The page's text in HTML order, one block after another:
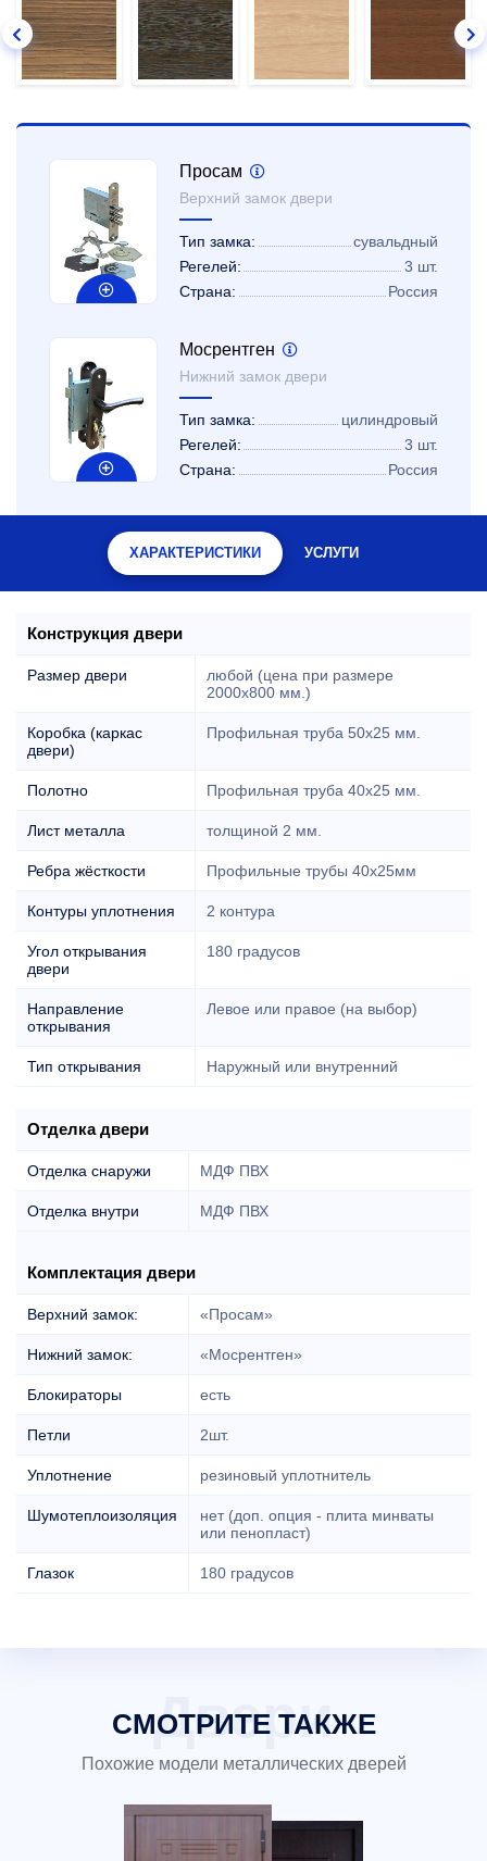
Просам
Верхний замок двери
Тип замка:
сувальдный
Регелей:
3 шт.
Страна:
Россия
Мосрентген
Нижний замок двери
Тип замка:
цилиндровый
Регелей:
3 шт.
Страна:
Россия
ХАРАКТЕРИСТИКИ УСЛУГИ
Конструкция двери
Размер двери
любой (цена при размере
2000x800 мм.)
Коробка (каркас
двери)
Профильная труба 50х25 мм.
Полотно Профильная труба 40х25 мм.
Лист металла толщиной 2 мм.
Ребра жёсткости Профильные трубы 40х25мм
Контуры уплотнения 2 контура
Угол открывания
двери
180 градусов
Направление
открывания
Левое или правое (на выбор)
Тип открывания Наружный или внутренний
Отделка двери
Отделка снаружи МДФ ПВХ
Отделка внутри МДФ ПВХ
Комплектация двери
Верхний замок: «Просам»
Нижний замок: «Мосрентген»
Блокираторы есть
Петли 2шт.
Уплотнение резиновый уплотнитель
Шумотеплоизоляция
нет (доп. опция - плита минваты
или пенопласт)
Глазок 180 градусов
СМОТРИТЕ ТАКЖЕ
Похожие модели металлических дверей